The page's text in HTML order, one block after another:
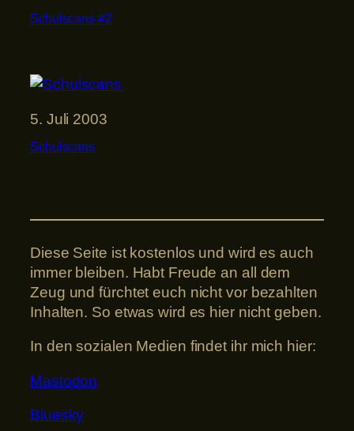
Schulscans #2
5. Juli 2003
Schulscans
Diese Seite ist kostenlos und wird es auch
immer bleiben. Habt Freude an all dem
Zeug und fürchtet euch nicht vor bezahlten
Inhalten. So etwas wird es hier nicht geben.
In den sozialen Medien findet ihr mich hier:
Mastodon
Bluesky